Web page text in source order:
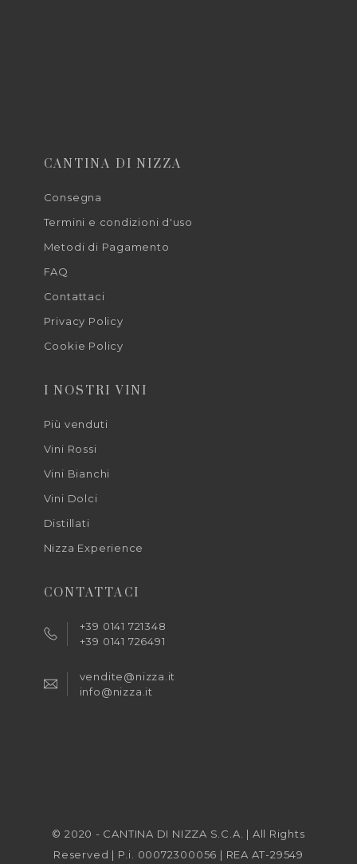
CANTINA DI NIZZA
Consegna
Termini e condizioni d'uso
Metodi di Pagamento
FAQ
Contattaci
Privacy Policy
Cookie Policy
I NOSTRI VINI
Più venduti
Vini Rossi
Vini Bianchi
Vini Dolci
Distillati
Nizza Experience
CONTATTACI
+39 0141 721348
+39 0141 726491
vendite@nizza.it
info@nizza.it
© 2020 - CANTINA DI NIZZA S.C.A. | All Rights
Reserved | P.i. 00072300056 | REA AT-29549